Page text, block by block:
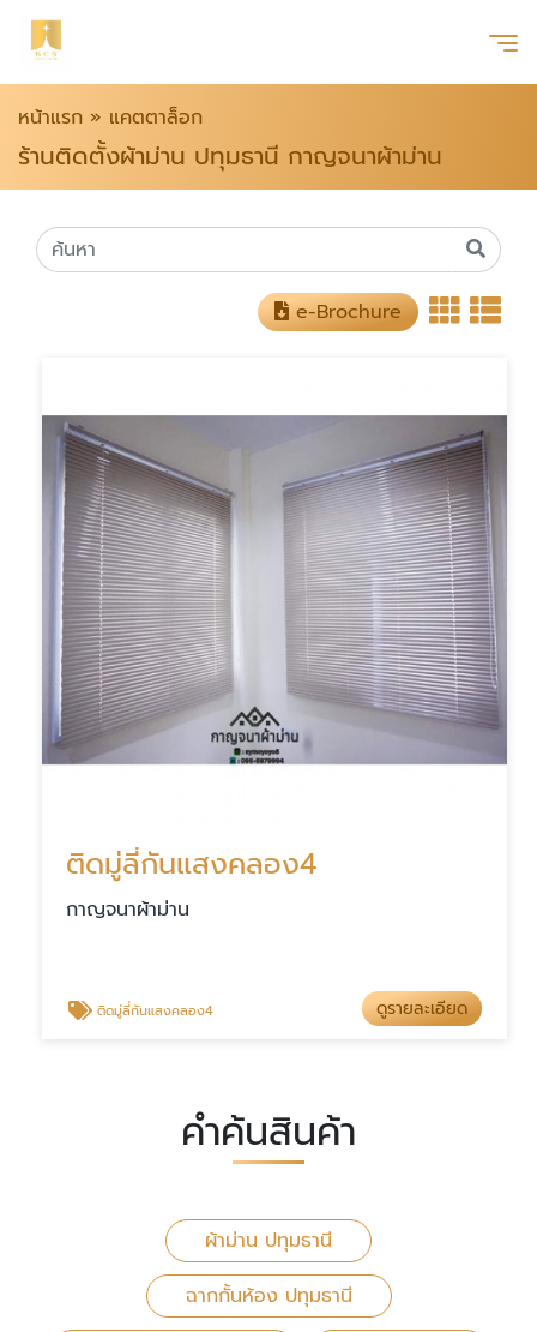
หน้าแรก » แคตตาล็อก
ร้านติดตั้งผ้าม่าน ปทุมธานี กาญจนาผ้าม่าน
e-Brochure
ติดมู่ลี่กันแสงคลอง4
กาญจนาผ้าม่าน
ติดมู่ลี่กันแสงคลอง4 ดูรายละเอียด
คำค้นสินค้า
ผ้าม่าน ปทุมธานี
ฉากกั้นห้อง ปทุมธานี